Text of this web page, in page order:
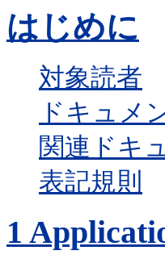
はじめに
対象読者
ドキュメ
関連ドキ
表記規則
1